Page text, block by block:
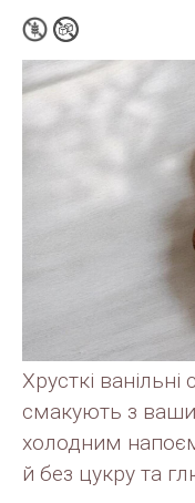
Хрусткі
смакують з
холодним
й без цукру та